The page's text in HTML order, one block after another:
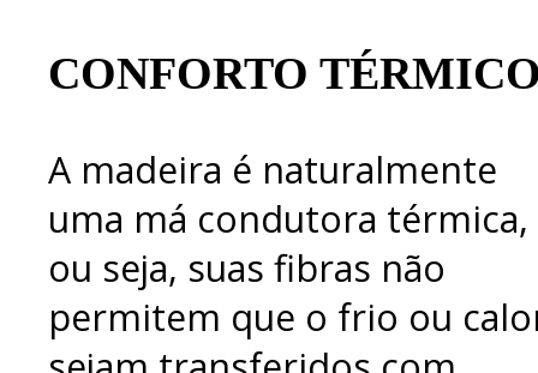
CONFORTO
A madeira é naturalmente
uma má condutora térmica,
ou seja, suas fibras não
permitem que o frio ou